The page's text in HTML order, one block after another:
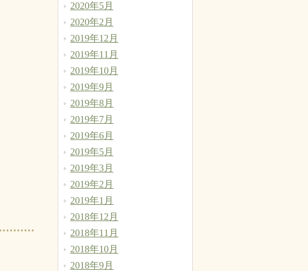
2020年5月
2020年2月
2019年12月
2019年11月
2019年10月
2019年9月
2019年8月
2019年7月
2019年6月
2019年5月
2019年3月
2019年2月
2019年1月
2018年12月
2018年11月
2018年10月
2018年9月